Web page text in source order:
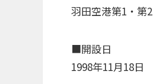
羽田空港第1・第
■開設日
1998年11月18日